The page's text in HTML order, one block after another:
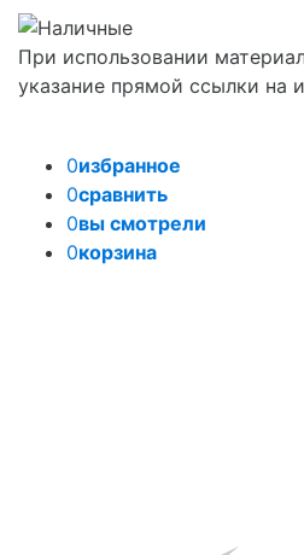
При использовании
указание прямой ссылки на
0избранное
0сравнить
0вы смотрели
0корзина